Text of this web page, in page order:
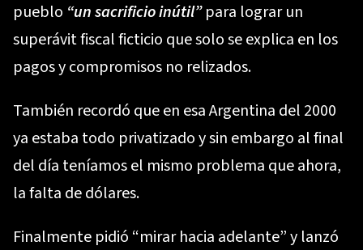
pueblo “un sacrificio inútil”para lograr un
superávit fiscal ficticio que solo se explica en los
pagos y compromisos no relizados.
También recordó que en esa Argentina del 2000
ya estaba todo privatizado y sin embargo al final
del día teníamos el mismo problema que ahora,
la falta de dólares.
Finalmente pidió “mirar hacia adelante” y lanzó